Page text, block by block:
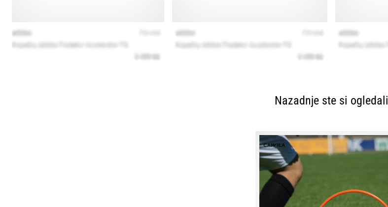
Nazadnje ste si ogledali